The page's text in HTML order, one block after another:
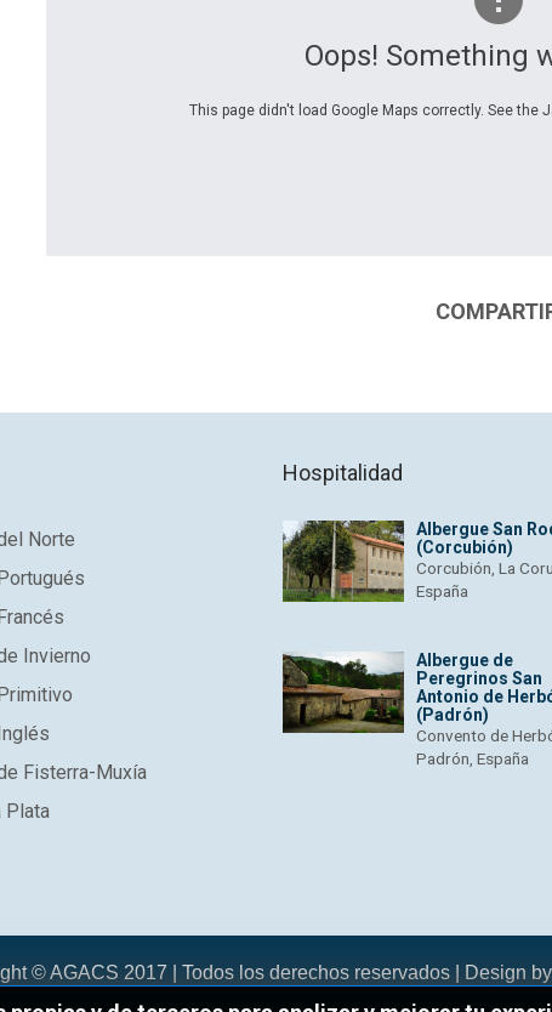
Oops! Something
This page didn't load Google Maps correctly. See
Norte
Invierno
Fisterra-Muxía
Plata
Hospitalidad
Albergue San
(Corcubión)
Corcubión, La
España
Albergue de
Peregrinos San
Antonio de
(Padrón)
Convento de
Padrón, España
© AGACS 2017 | Todos los derechos reservados | Design by